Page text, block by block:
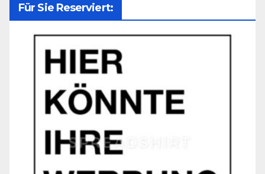
Für Sie Reserviert: